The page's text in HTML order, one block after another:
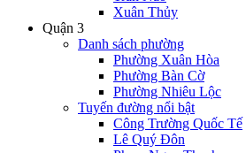
Xuân Thủy
Quận 3
Danh sách phường
Phường Xuân Hòa
Phường Bàn Cờ
Phường Nhiêu Lộc
Tuyến đường nổi bật
Công Trường Quốc Tế
Lê Quý Đôn